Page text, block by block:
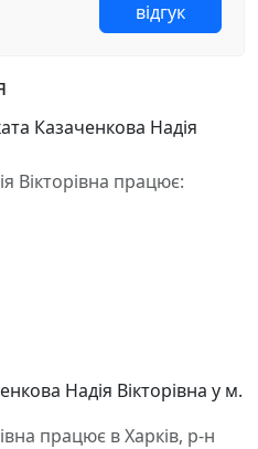
відгук
Казаченкова Надія
Вікторівна працює:
Надія Вікторівна у м.
працює в Харків, р-н